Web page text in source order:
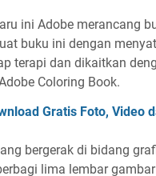
ini Adobe merancang
buku ini dengan
terapi dan dikaitkan
Coloring Book.
Gratis Foto, Video
bergerak di bidang
lima lembar